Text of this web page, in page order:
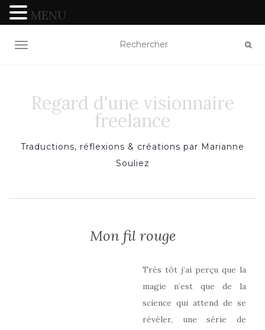
TOGGLE NAVIGATION
Regard d'une visionnaire
freelance
Traductions, réflexions & créations par Marianne
Souliez
Mon fil rouge
Très tôt j’ai perçu que la
magie n’est que de la
science qui attend de se
révéler, une série de
MENU